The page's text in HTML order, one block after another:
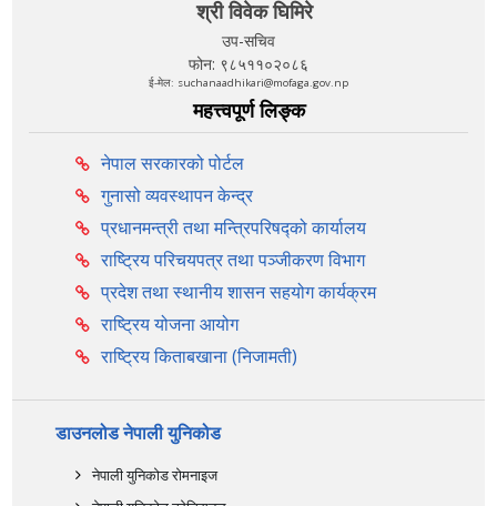
श्री विवेक घिमिरे
उप-सचिव
फोन: ९८५११०२०८६
ई-मेल: suchanaadhikari@mofaga.gov.np
महत्त्वपूर्ण लिङ्क
नेपाल सरकारको पोर्टल
गुनासो व्यवस्थापन केन्द्र
प्रधानमन्त्री तथा मन्त्रिपरिषद्को कार्यालय
राष्ट्रिय परिचयपत्र तथा पञ्‍जीकरण विभाग
प्रदेश तथा स्थानीय शासन सहयोग कार्यक्रम
राष्ट्रिय योजना आयोग
राष्ट्रिय किताबखाना (निजामती)
डाउनलोड नेपाली युनिकोड
नेपाली युनिकोड रोमनाइज